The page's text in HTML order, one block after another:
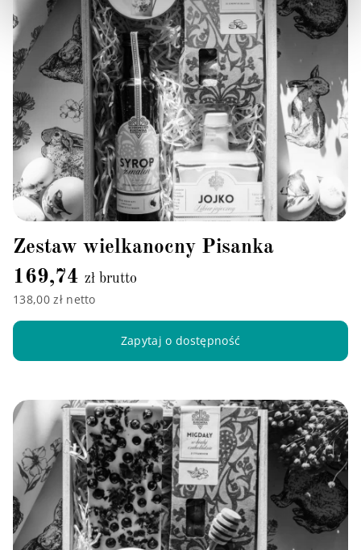
Zestaw wielkanocny Pisanka
169,74 zł brutto
138,00 zł netto
Zapytaj o dostępność